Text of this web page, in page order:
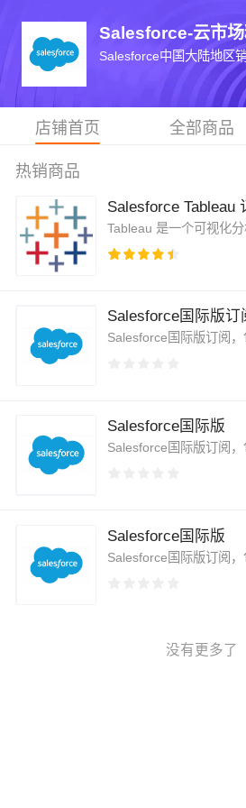
Salesforce-云市
Salesforce中国大陆地区
店铺首页 全部商品
热销商品
Salesforce Tableau
Salesforce国际版订
Salesforce国际版
Salesforce国际版
没有更多了